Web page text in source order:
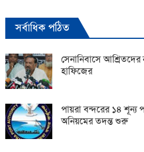
সর্বাধিক পঠিত
সেনানিবাসে
হাফিজের
পায়রা বন্দরের ১৪ শূন্য
অনিয়মের তদন্ত শুরু